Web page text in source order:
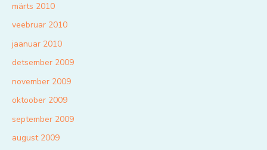
märts 2010
veebruar 2010
jaanuar 2010
detsember 2009
november 2009
oktoober 2009
september 2009
august 2009